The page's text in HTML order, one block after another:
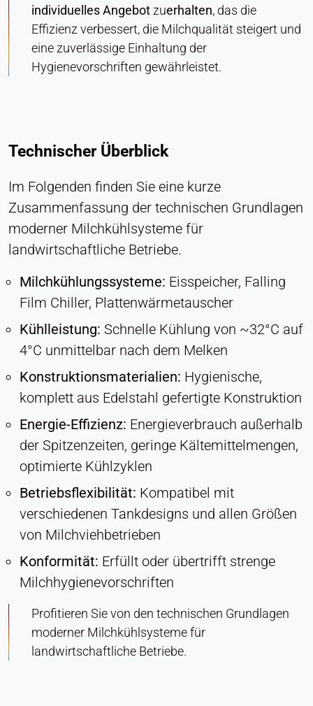
individuelles Angebotzuerhalten, das die
Effizienz verbessert, die Milchqualität steigert und
eine zuverlässige Einhaltung der
Hygienevorschriften gewährleistet.
Technischer Überblick
Im Folgenden finden Sie eine kurze
Zusammenfassung der technischen Grundlagen
moderner Milchkühlsysteme für
landwirtschaftliche Betriebe.
Milchkühlungssysteme: Eisspeicher, Falling
Film Chiller, Plattenwärmetauscher
Kühlleistung: Schnelle Kühlung von ~32°C auf
4°C unmittelbar nach dem Melken
Konstruktionsmaterialien: Hygienische,
komplett aus Edelstahl gefertigte Konstruktion
Energie-Effizienz: Energieverbrauch außerhalb
der Spitzenzeiten, geringe Kältemittelmengen,
optimierte Kühlzyklen
Betriebsflexibilität: Kompatibel mit
verschiedenen Tankdesigns und allen Größen
von Milchviehbetrieben
Konformität: Erfüllt oder übertrifft strenge
Milchhygienevorschriften
Profitieren Sie von den technischen Grundlagen
moderner Milchkühlsysteme für
landwirtschaftliche Betriebe.